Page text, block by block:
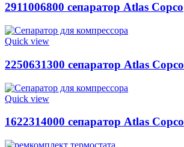
2911006800 сепаратор Atlas Copco
Quick view
2250631300 сепаратор Atlas Copco
Quick view
1622314000 сепаратор Atlas Copco